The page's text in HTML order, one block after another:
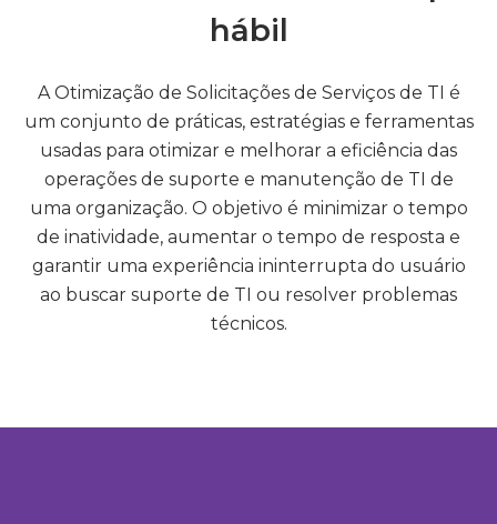
hábil
A Otimização de Solicitações de Serviços de TI é
um conjunto de práticas, estratégias e ferramentas
usadas para otimizar e melhorar a eficiência das
operações de suporte e manutenção de TI de
uma organização. O objetivo é minimizar o tempo
de inatividade, aumentar o tempo de resposta e
garantir uma experiência ininterrupta do usuário
ao buscar suporte de TI ou resolver problemas
técnicos.